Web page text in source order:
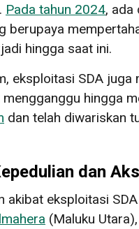
Pada tahun 2024, ada
berupaya
hingga saat ini.
eksploitasi SDA juga
hingga
dan telah diwariskan
dan
akibat eksploitasi
(Maluku